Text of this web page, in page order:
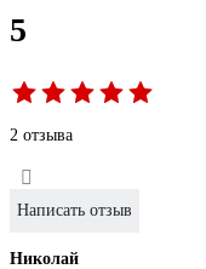
5
2 отзыва
Написать отзыв
Николай